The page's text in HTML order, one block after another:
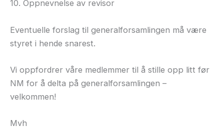
10. Oppnevnelse av revisor
Eventuelle forslag til generalforsamlingen må være
styret i hende snarest.
Vi oppfordrer våre medlemmer til å stille opp litt før
NM for å delta på generalforsamlingen –
velkommen!
Mvh